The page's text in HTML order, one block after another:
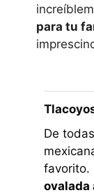
para tu
De
favorito.
ovalada